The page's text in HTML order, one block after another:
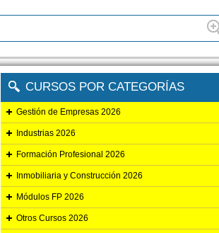
CURSOS POR CATEGORÍAS
Gestión de Empresas 2026
Industrias 2026
Formación Profesional 2026
Inmobiliaria y Construcción 2026
Módulos FP 2026
Otros Cursos 2026